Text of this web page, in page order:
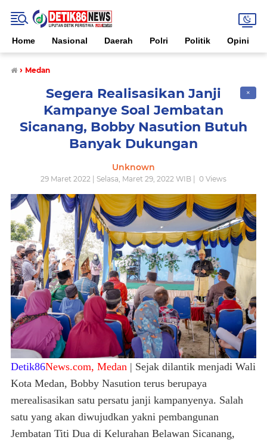
Home Nasional Daerah Polri Politik Opini
› Medan
✕
Segera Realisasikan Janji
Kampanye Soal Jembatan
Sicanang, Bobby Nasution Butuh
Banyak Dukungan
Unknown
29 Maret 2022 | Selasa, Maret 29, 2022 WIB | 0 Views
Detik86News.com, Medan | Sejak dilantik menjadi Wali
Kota Medan, Bobby Nasution terus berupaya
merealisasikan satu persatu janji kampanyenya. Salah
satu yang akan diwujudkan yakni pembangunan
Jembatan Titi Dua di Kelurahan Belawan Sicanang,